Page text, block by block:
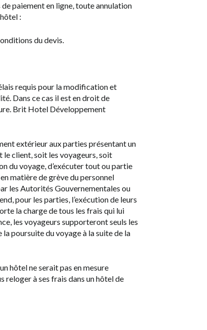
paiement en ligne, toute annulation
:
du devis.
requis pour la modification et
Dans ce cas il est en droit de
Brit Hotel Développement
extérieur aux parties présentant un
client, soit les voyageurs, soit
du voyage, d’exécuter tout ou partie
matière de grève du personnel
les Autorités Gouvernementales ou
pour les parties, l’exécution de leurs
la charge de tous les frais qui lui
les voyageurs supporteront seuls les
poursuite du voyage à la suite de la
hôtel ne serait pas en mesure
reloger à ses frais dans un hôtel de